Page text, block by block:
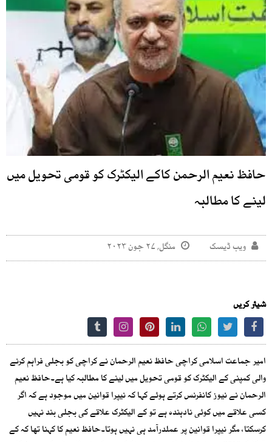
حافظ نعیم الرحمن کاکے الیکٹرک کو قومی تحویل میں
لینے کا مطالبہ
ویب ڈیسک منگل, ۲۷ جون ۲۰۲۳
شیئر کریں
امیر جماعت اسلامی کراچی حافظ نعیم الرحمان نے کراچی کو بجلی فراہم کرنے
والی کمپنی کے الیکٹرک کو قومی تحویل میں لینے کا مطالبہ کیا ہے۔حافظ نعیم
الرحمان نے نیوز کانفرنس کرتے ہوئے کہا کہ نیپرا قوانین میں موجود ہے کہ اگر
کسی علاقے میں کوئی نادہندہ ہے تو کے الیکٹرک علاقے کی بجلی بند نہیں
کرسکتا، مگر نیپرا قوانین پر عملدرآمد ہی نہیں ہوتا۔حافظ نعیم کا کہنا تھا کہ کے